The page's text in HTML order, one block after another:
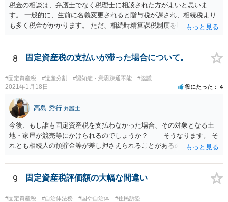
税金の相談は、弁護士でなく税理士に相談された方がよいと思いま
す。 一般的に、生前に名義変更されると贈与税が課され、相続税より
も多く税金がかかります。 ただ、相続時精算課税制度を取れば、実質
ういう場合にどれくらい税金がかかるか計算してもらって どういう方
針を取るか決められたらよいと思います。
8 固定資産税の支払いが滞った場合について。
#固定資産税 #遺産分割 #認知症・意思疎通不能 #協議
2021年1月18日 役にたった 4
高島 秀行 弁護士
今後、もし誰も固定資産税を支払わなかった場合、その対象となる土
地・家屋が競売等にかけられるのでしょうか？ そうなります。 そ
れとも相続人の預貯金等が差し押さえられることがあるのでしょう
ます。 また、固定資産税は遺産分割協議が整わない限り、法定相続分
ではなくあくまで不可分債務（？）ということになって相続人全員、
で、相続人全員の責任となります。 あなたが立て替えておき、遺
9 固定資産税評価額の大幅な間違い
#固定資産税 #自治体法務 #国や自治体
#住民訴訟